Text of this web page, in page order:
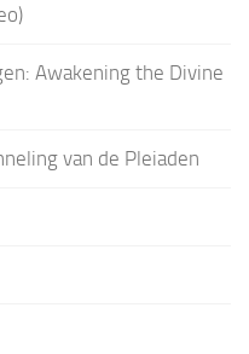
Awakening the Divine
van de Pleiaden